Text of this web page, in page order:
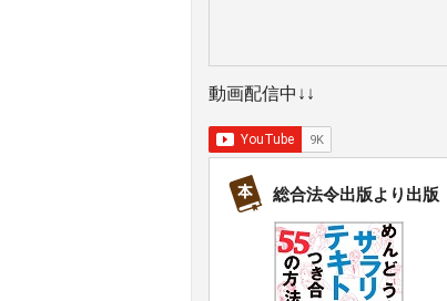
動画配信中↓↓
総合法令出版より出版